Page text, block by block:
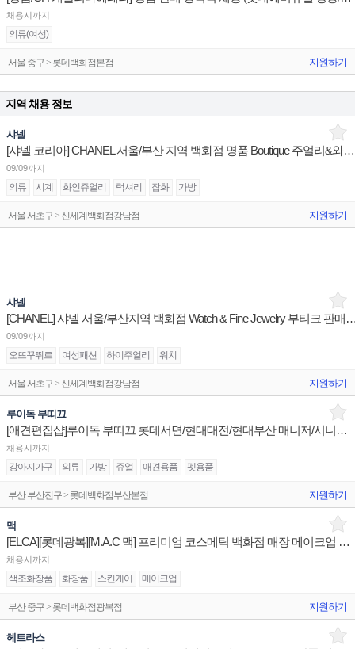
채용시까지
의류(여성)
서울 중구 > 롯데백화점본점 지원하기
지역 채용 정보
샤넬
[샤넬 코리아] CHANEL 서울/부산 지역 백화점 명품 Boutique 주얼리&와치 어드바이저 채용
09/09까지
의류 시계 화인쥬얼리 럭셔리 잡화 가방
서울 서초구 > 신세계백화점강남점 지원하기
샤넬
[CHANEL] 샤넬 서울/부산지역 백화점 Watch &
09/09까지
오뜨꾸뛰르 여성패션 하이주얼리 워치
서울 서초구 > 신세계백화점강남점 지원하기
루이독 부띠끄
[애견편집샵]루이독 부띠끄 롯데서면/현대대전/현대부산 매니저/시니어/주니어 채용
채용시까지
강아지가구 의류 가방 쥬얼 애견용품 펫용품
부산 부산진구 > 롯데백화점부산본점 지원하기
맥
[ELCA][롯데광복][M.A.C 맥] 프리미엄 코스메틱 백화점 매장 메이크업 직원 채용의 건
채용시까지
색조화장품 화장품 스킨케어 메이크업
부산 중구 > 롯데백화점광복점 지원하기
헤트라스